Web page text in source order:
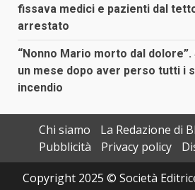
fissava medici e pazienti dal
arrestato
“Nonno Mario morto dal dolore”.
un mese dopo aver perso tutti i
incendio
Chi siamo
La Redazione di
Pubblicità
Privacy policy
Copyright 2025 © Società